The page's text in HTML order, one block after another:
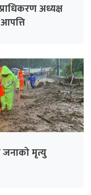
अध्यक्ष
जनाको मृत्यु